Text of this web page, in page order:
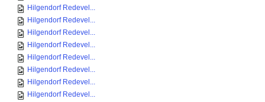
Hilgendorf Redevel...
Hilgendorf Redevel...
Hilgendorf Redevel...
Hilgendorf Redevel...
Hilgendorf Redevel...
Hilgendorf Redevel...
Hilgendorf Redevel...
Hilgendorf Redevel...